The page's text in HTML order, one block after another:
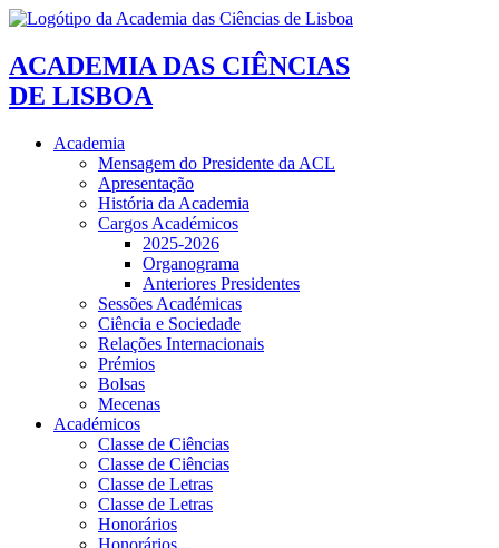
ACADEMIA DAS CIÊNCIAS
DE LISBOA
Academia
Mensagem do Presidente da ACL
Apresentação
História da Academia
Cargos Académicos
2025-2026
Organograma
Anteriores Presidentes
Sessões Académicas
Ciência e Sociedade
Relações Internacionais
Prémios
Bolsas
Mecenas
Académicos
Classe de Ciências
Classe de Ciências
Classe de Letras
Classe de Letras
Honorários
Honorários